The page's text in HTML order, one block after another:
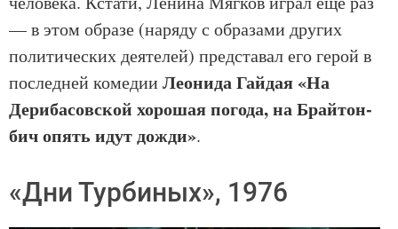
— в этом образе (наряду с образами других
политических деятелей) представал его герой в
последней комедии Леонида Гайдая«На
Дерибасовской хорошая погода, на Брайтон-
бич опять идут дожди».
«Дни Турбиных», 1976